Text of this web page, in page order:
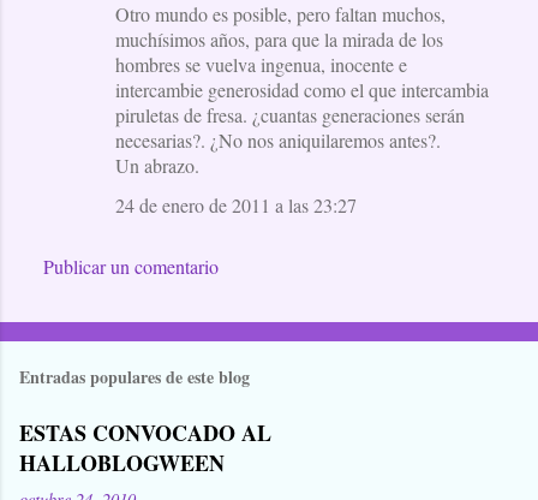
Otro mundo es posible, pero faltan muchos,
muchísimos años, para que la mirada de los
hombres se vuelva ingenua, inocente e
intercambie generosidad como el que intercambia
piruletas de fresa. ¿cuantas generaciones serán
necesarias?. ¿No nos aniquilaremos antes?.
Un abrazo.
24 de enero de 2011 a las 23:27
Publicar un comentario
Entradas populares de este blog
ESTAS CONVOCADO AL
HALLOBLOGWEEN